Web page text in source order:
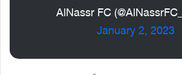
January 2, 2023